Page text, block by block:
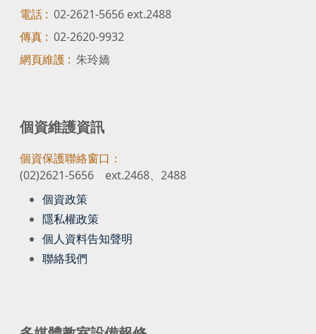
電話 : 02-2621-5656 ext.2488
傳真 : 02-2620-9932
網頁維護 : 朱玲嬌
個資維護資訊
個資保護聯絡窗口：
(02)2621-5656 ext.2468、2488
個資政策
隱私權政策
個人資料告知聲明
聯絡我們